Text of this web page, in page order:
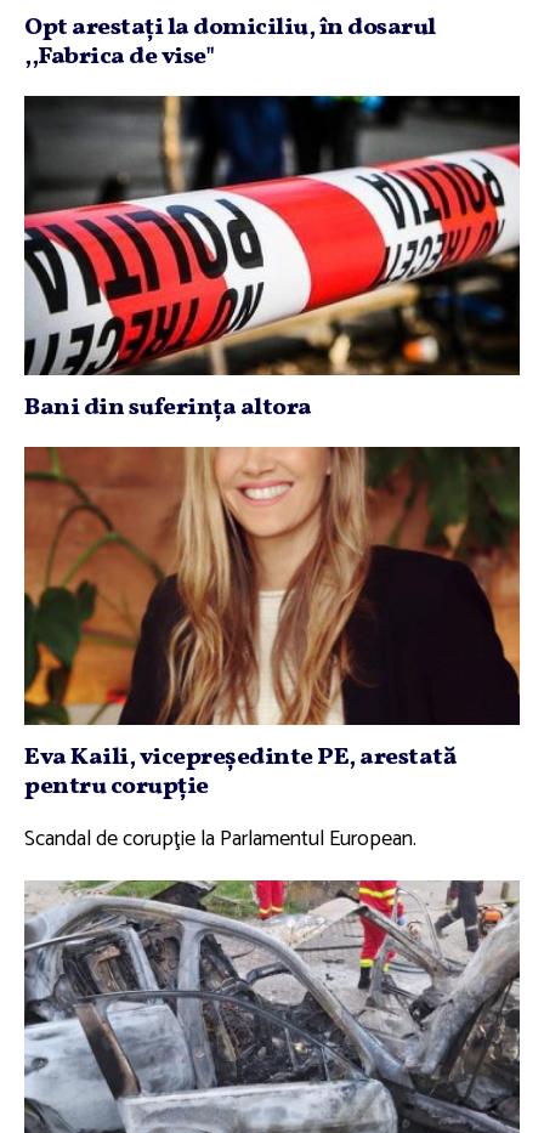
Opt arestaţi la domiciliu, în dosarul
,,Fabrica de vise"
Bani din suferinţa altora
Eva Kaili, vicepreşedinte PE, arestată
pentru corupţie
Scandal de corupţie la Parlamentul European.